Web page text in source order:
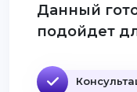
Данный
подойдет